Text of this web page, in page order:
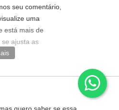
seu comentário,
uma
está mais de
ajusta as
cod-111